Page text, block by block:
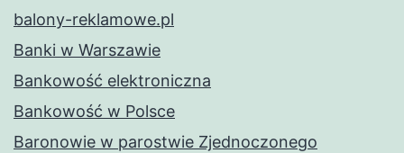
balony-reklamowe.pl
Banki w Warszawie
Bankowość elektroniczna
Bankowość w Polsce
Baronowie w parostwie Zjednoczonego